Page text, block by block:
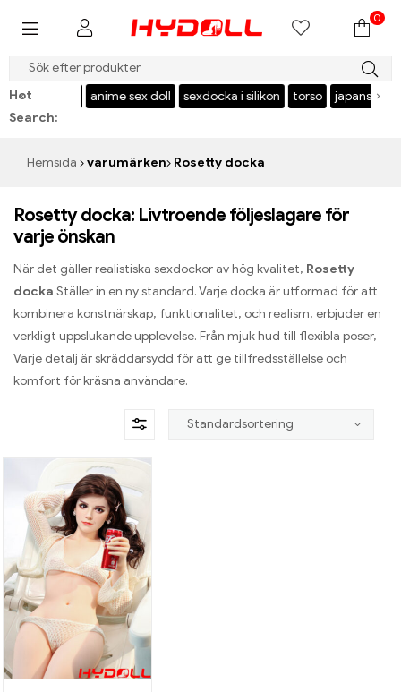
$999 SPARA $50，KODA：HY50
Hot
Search:
USA stock anime sex doll sexdocka i silikon torso japansk
‹ ›
0
Hemsida varumärken Rosetty docka
Rosetty docka: Livtroende följeslagare för
varje önskan
När det gäller realistiska sexdockor av hög kvalitet, Rosetty
docka Ställer in en ny standard. Varje docka är utformad för att
kombinera konstnärskap, funktionalitet, och realism, erbjuder en
verkligt uppslukande upplevelse. Från mjuk hud till flexibla poser,
Varje detalj är skräddarsydd för att ge tillfredsställelse och
komfort för kräsna användare.